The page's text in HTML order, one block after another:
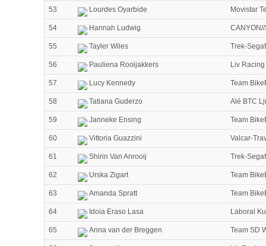
53 Lourdes Oyarbide Movistar
54 Hannah Ludwig
55 Tayler Wiles Trek-
56 Pauliena Rooijakkers Liv Racing
57 Lucy Kennedy Team
58 Tatiana Guderzo Alé BTC
59 Janneke Ensing Team
60 Vittoria Guazzini Valcar-
61 Shirin Van Anrooij Trek-
62 Urska Zigart Team
63 Amanda Spratt Team
64 Idoia Eraso Lasa Laboral
65 Anna van der Breggen Team SD